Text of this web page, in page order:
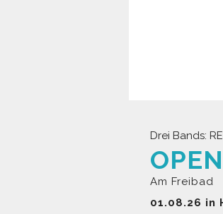
Drei Bands:
Am Freibad
01.08.26 in